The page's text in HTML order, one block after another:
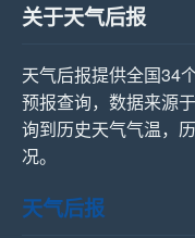
关于天气后报
天气后报提供全国34
预报查询，数据来源
询到历史天气气温，
况。
天气后报